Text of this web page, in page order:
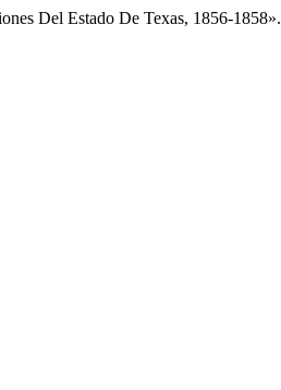
Del Estado De Texas, 1856-1858».